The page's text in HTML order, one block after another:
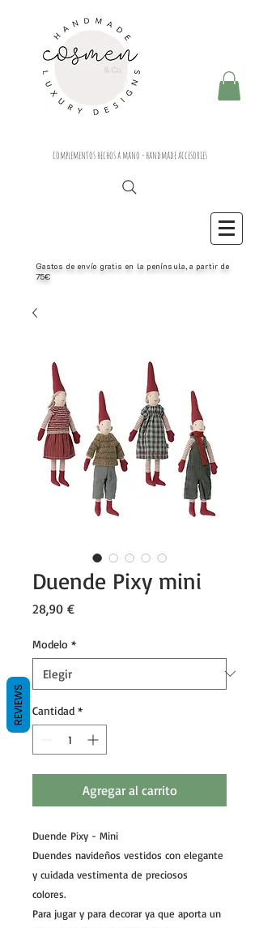
complementos hechos a mano - handmade accesories
Gastos de envío gratis en la península, a partir de
75€
Duende Pixy mini
28,90 €Precio
Modelo *
Cantidad *
Agregar al carrito
Duende Pixy - Mini
Duendes navideños vestidos con elegante
y cuidada vestimenta de preciosos
colores.
Para jugar y para decorar ya que aporta un
REVIEWS